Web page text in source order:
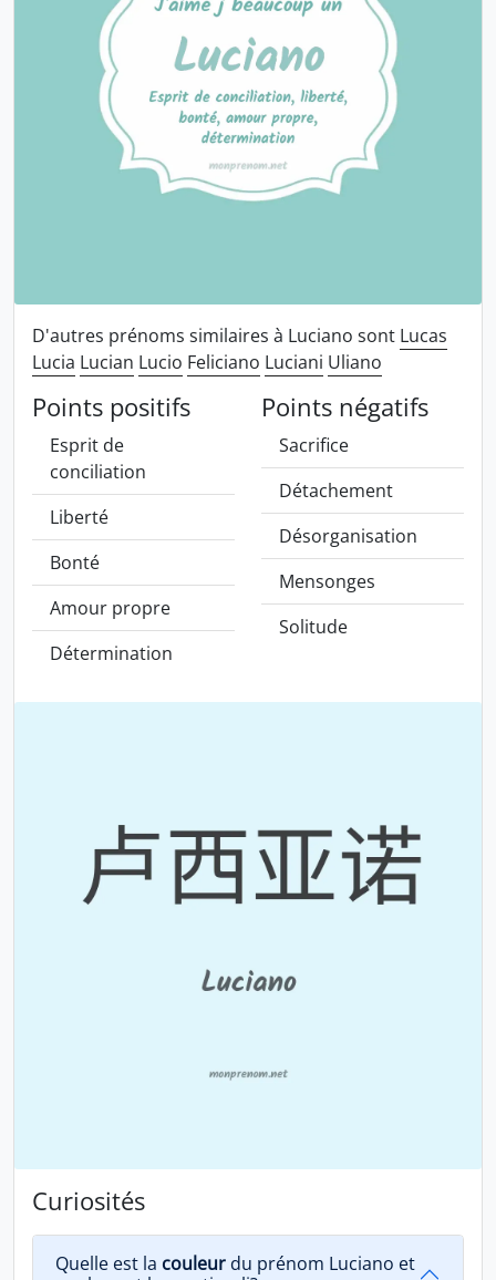
D'autres prénoms similaires à Luciano sont Lucas
Lucia Lucian Lucio Feliciano Luciani Uliano
Points positifs
Esprit de
conciliation
Liberté
Bonté
Amour propre
Détermination
Points négatifs
Sacrifice
Détachement
Désorganisation
Mensonges
Solitude
Curiosités
Quelle est la couleur du prénom Luciano et